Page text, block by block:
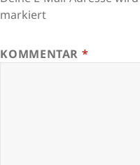
markiert
KOMMENTAR *